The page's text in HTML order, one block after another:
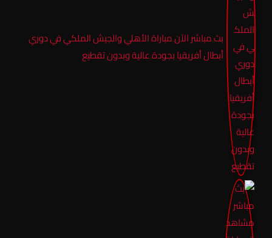
بث مباشر الآن مباراة الأهلي والجيش الملكي في دوري
أبطال أفريقيا بجودة عالية وبدون تقطيع